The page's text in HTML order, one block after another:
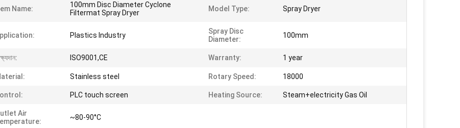
Name:
100mm Disc Diameter Cyclone
Filtermat Spray Dryer
Model Type: Spray Dryer
Plastics Industry
Spray Disc
Diameter:
100mm
ISO9001,CE Warranty: 1 year
Stainless steel Rotary Speed: 18000
PLC touch screen Heating Source: Steam+electricity Gas Oil
Air
~80-90°C